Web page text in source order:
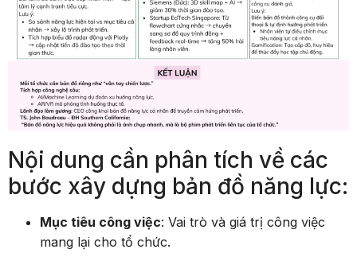
Nội dung cần phân tích về các
bước xây dựng bản đồ năng lực:
Mục tiêu công việc: Vai trò và giá trị công việc
mang lại cho tổ chức.